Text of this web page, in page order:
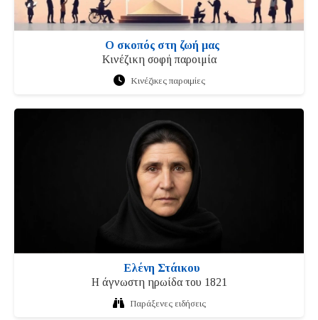
Ο σκοπός στη ζωή μας
Κινέζικη σοφή παροιμία
Κινέζικες παροιμίες
Ελένη Στάικου
Η άγνωστη ηρωίδα του 1821
Παράξενες ειδήσεις